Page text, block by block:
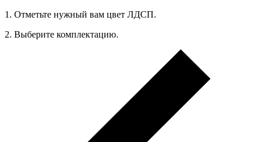
1. Oтметьте нужный вам цвет ЛДСП.
2. Выберите комплектацию.